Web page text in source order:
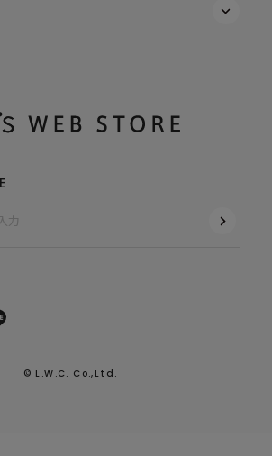
© L.W.C. Co.,Ltd.